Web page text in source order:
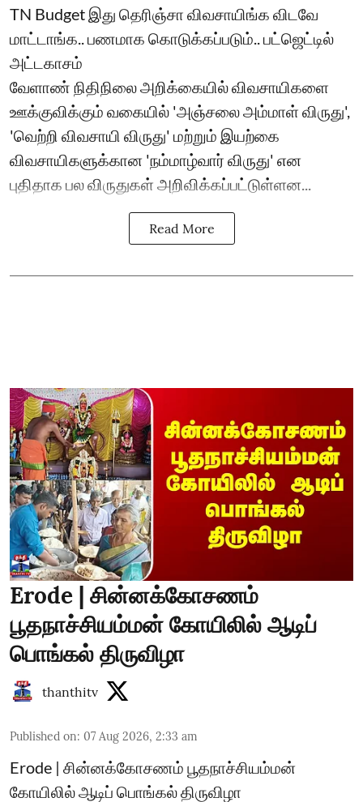
TN Budget இது தெரிஞ்சா விவசாயிங்க விடவே
மாட்டாங்க.. பணமாக கொடுக்கப்படும்.. பட்ஜெட்டில்
அட்டகாசம்
வேளாண் நிதிநிலை அறிக்கையில் விவசாயிகளை
ஊக்குவிக்கும் வகையில் 'அஞ்சலை அம்மாள் விருது',
'வெற்றி விவசாயி விருது' மற்றும் இயற்கை
விவசாயிகளுக்கான 'நம்மாழ்வார் விருது' என
புதிதாக பல விருதுகள் அறிவிக்கப்பட்டுள்ளன...
Read More
Erode | சின்னக்கோசணம்
பூதநாச்சியம்மன் கோயிலில் ஆடிப்
பொங்கல் திருவிழா
thanthitv
Published on: 07 Aug 2026, 2:33 am
Erode | சின்னக்கோசணம் பூதநாச்சியம்மன்
கோயிலில் ஆடிப் பொங்கல் திருவிழா